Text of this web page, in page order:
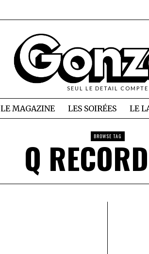
SEUL LE DETAIL COMPTE
LE MAGAZINE LES SOIRÉES LE
BROWSE TAG
Q